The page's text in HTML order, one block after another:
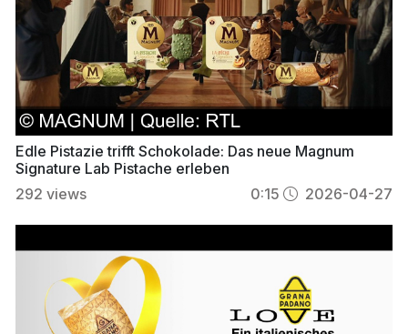
Edle Pistazie trifft Schokolade: Das neue Magnum
Signature Lab Pistache erleben
292 views 0:15 2026-04-27